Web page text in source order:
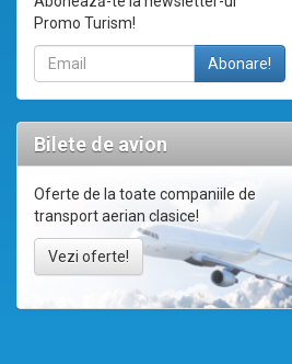
Promo Turism!
Bilete de avion
Oferte de la toate companiile de
transport aerian clasice!
Vezi oferte!